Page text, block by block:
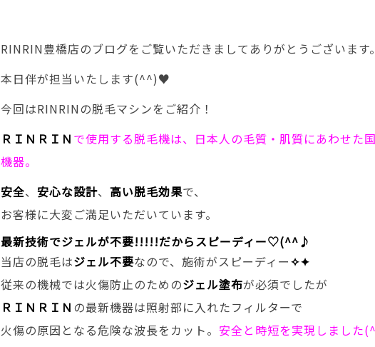
RINRIN豊橋店のブログをご覧いただきましてありがとうございます
本日伴が担当いたします(^^)♥
今回はRINRINの脱毛マシンをご紹介！
ＲＩＮＲＩＮ で使用する脱毛機は、日本人の毛質・肌質にあわせた
機器。
安全、安心な設計、高い脱毛効果で、
お客様に大変ご満足いただいています。
最新技術でジェルが不要!!!!!だからスピーディー♡(^^♪
当店の脱毛はジェル不要なので、施術がスピーディー✧✦
従来の機械では火傷防止のためのジェル塗布が必須でしたが
ＲＩＮＲＩＮ の最新機器は照射部に入れたフィルターで
火傷の原因となる危険な波長をカット。安全と時短を実現しました